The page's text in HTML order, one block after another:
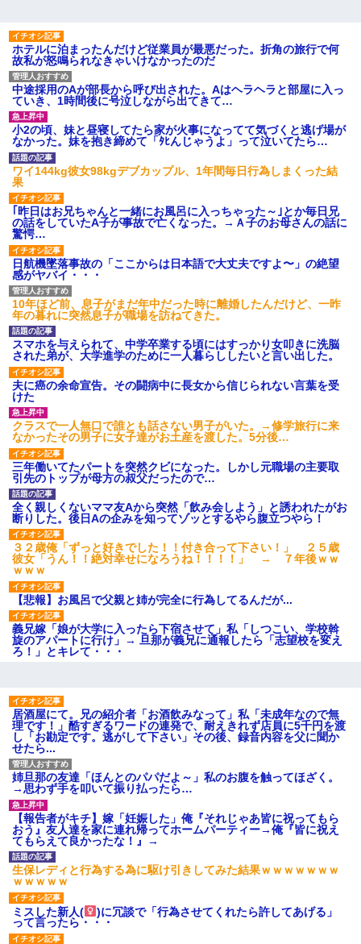
ルプルのチアリーダー
wwwwwwwwww
【衝撃】蓮舫「蓮舫だから叩
いて良いという報道に向き合い
ます！」X民「高市だから叩いて
良いをやってるのがお前だろ」
←これ…w w
イーロン・マスク「中国のロ
ボットはデタラメで遠隔操作し
てるだけ」
スーパーで小エビの天ぷら
（１２尾入り４８０円）を買っ
た。レジ係の人「５７６０円で
す」私「えっ！？間違いじゃな
いですか？」レジ「いや、４８...
【朗報】 女子「恋愛テクで気
を引く男より、こういう男の方
が1億倍良い男です」→結果
「2年間、たぶん1日4回は握っ
てた」ラスベガスで買った3,000
円のキーホルダーを調べたら
ハードオフに売っていた4万
4000円のフィギュアがヤバすぎ
るｗｗｗｗｗｗ「こんな高い
の？ｗｗ」「逆に超安い」
私「ちょっと、人の家の金庫
触らないでよ！」キチママ『そ
こに金庫があったから、開けて
みようとしただけ☆』義兄「泥
は出てけ！二度と来るな！」結
果・・・
私「初めて飲む味だけどなん
のお茶？」彼「ちっ！」私「」
【GIF】JSのカンチョーワロ
タ
後続車にクラクションを鳴ら
され彼氏が逆切れ。「何クラク
ション鳴らしてんだ！降りてこ
いよ！」と怒鳴りだし...
【衝撃】報酬100万円超の治験
募集がこちらｗｗｗｗｗ(※画像
あり)
【ネット騒然】惨殺されたタ
ワマン頂き女子のこの動画、す
げえええええｗｗｗｗｗｗｗｗ
ｗｗｗ
【愕然】白のクラウン俺氏、
高速道路左車線を制限速度で走
った結果wwwwwwwwwwww
でも盛大にやらかす←あまり悲
しませないでくれ
今日から業務報告書の「庶
務」っていう大項目が急に廃止
社会人1年目の時、下の階に住
んでる40代半ばくらいの独身女
性に狙われかけた
「お食い初めなんて俺になん
のメリットがあるの」「そんな
に大変なら育児やめれば？」冗
離婚を言い渡された
主な税金の成り立ちを調べて
みたよ
ホテルに泊まったんだけど従業員が最悪だった。折角の旅行で何
故私が怒鳴られなきゃいけなかったのだ
中途採用のAが部長から呼び出された。Aはヘラヘラと部屋に入っ
ていき、1時間後に号泣しながら出てきて…
小2の頃、妹と昼寝してたら家が火事になってて気づくと逃げ場が
なかった。妹を抱き締めて「ﾀﾋんじゃうよ」って泣いてたら…
ワイ144kg彼女98kgデブカップル、1年間毎日行為しまくった結
果
｢昨日はお兄ちゃんと一緒にお風呂に入っちゃった～｣とか毎日兄
の話をしていたA子が事故で亡くなった。→Ａ子のお母さんの話に
驚愕…
日航機墜落事故の「ここからは日本語で大丈夫ですよ〜」の絶望
感がヤバイ・・・
10年ほど前、息子がまだ年中だった時に離婚したんだけど、一昨
年の暮れに突然息子が職場を訪ねてきた。
スマホを与えられて、中学卒業する頃にはすっかり女叩きに洗脳
された弟が、大学進学のために一人暮らししたいと言い出した。
夫に癌の余命宣告。その闘病中に長女から信じられない言葉を受
けた
クラスで一人無口で誰とも話さない男子がいた。→修学旅行に来
なかったその男子に女子達がお土産を渡した。5分後…
三年働いてたパートを突然クビになった。しかし元職場の主要取
引先のトップが母方の叔父だったので…
全く親しくないママ友Aから突然「飲み会しよう」と誘われたがお
断りした。後日Aの企みを知ってゾッとするやら腹立つやら！
３２歳俺「ずっと好きでした！！付き合って下さい！」 ２５歳
彼女「うん！！絶対幸せになろうね！！！！」 → ７年後ｗｗ
ｗｗｗ
【悲報】お風呂で父親と姉が完全に行為してるんだが...
義兄嫁「娘が大学に入ったら下宿させて」私「しつこい、学校斡
旋のアパートに行け」→ 旦那が義兄に通報したら「志望校を変え
ろ！」とキレて・・・
居酒屋にて。兄の紹介者「お酒飲みなって」私「未成年なので無
理です！」酷すぎるワードの連発で、耐えきれず店員に5千円を渡
し「お勘定です。逃がして下さい」その後、録音内容を父に聞か
せたら...
姉旦那の友達「ほんとのパパだよ～」私のお腹を触ってほざく。
→思わず手を叩いて振り払ったら…
【報告者がキチ】嫁「妊娠した」俺『それじゃあ皆に祝ってもら
おう』友人達を家に連れ帰ってホームパーティー→俺『皆に祝え
てもらえて良かったな！』→
生保レディと行為する為に駆け引きしてみた結果ｗｗｗｗｗｗｗ
ｗｗｗｗｗ
ミスした新人(
)に冗談で「行為させてくれたら許してあげる」
って言ったら・・・